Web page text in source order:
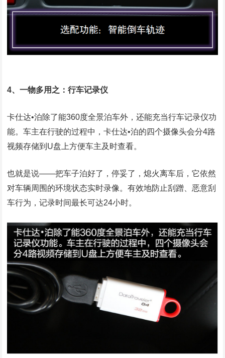
4、一物多用之：行车记录仪
卡仕达•泊除了能360度全景泊车外，还能充当行车记录仪功
能。车主在行驶的过程中，卡仕达•泊的四个摄像头会分4路
视频存储到U盘上方便车主及时查看。
也就是说——把车子泊好了，停妥了，熄火离车后，它依然
对车辆周围的环境状态实时录像。有效地防止刮蹭、恶意刮
车行为，记录时间最长可达24小时。